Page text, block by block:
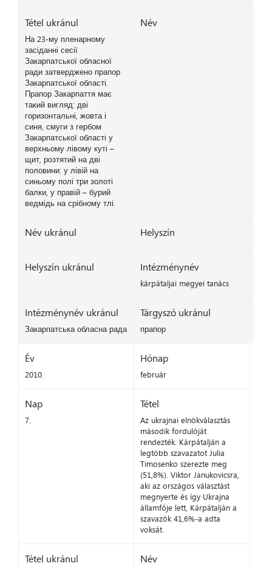
Tétel ukránul
На 23-му пленарному
засіданні сесії
Закарпатської обласної
ради затверджено прапор
Закарпатської області.
Прапор Закарпаття має
такий вигляд: дві
горизонтальні, жовта і
синя, смуги з гербом
Закарпатської області у
верхньому лівому куті –
щит, розтятий на дві
половини: у лівій на
синьому полі три золоті
балки, у правій – бурий
ведмідь на срібному тлі.
Név
Név ukránul Helyszín
Helyszín ukránul Intézménynév
kárpátaljai megyei tanács
Intézménynév ukránul
Закарпатська обласна рада
Tárgyszó ukránul
прапор
Év
2010.
Hónap
február
Nap
7.
Tétel
Az ukrajnai elnökválasztás
második fordulóját
rendezték. Kárpátalján a
legtöbb szavazatot Julia
Timosenko szerezte meg
(51,8%). Viktor Janukovicsra,
aki az országos választást
megnyerte és így Ukrajna
államfője lett, Kárpátalján a
szavazók 41,6%-a adta
voksát.
Tétel ukránul Név